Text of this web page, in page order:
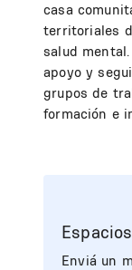
casa
territoriales
salud
apoyo y
grupos de
formación e
Enviá un